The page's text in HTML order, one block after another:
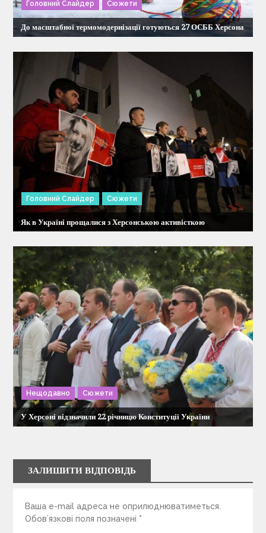
п
и
в
Головний Слайдер Сюжети
До масштабної термомодернізації готуються 27 ОСББ Херсона
Головний Слайдер Сюжети
Як в Україні прощалися з Херсонською активісткою
Нещодавно Сюжети
У Херсоні відзначили 22 річницю Конституції України
ЗАЛИШИТИ ВІДПОВІДЬ
Ваша e-mail адреса не оприлюднюватиметься.
Обов’язкові поля позначені *